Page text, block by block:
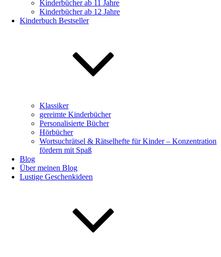
Kinderbücher ab 11 Jahre
Kinderbücher ab 12 Jahre
Kinderbuch Bestseller
Klassiker
gereimte Kinderbücher
Personalisierte Bücher
Hörbücher
Wortsuchrätsel & Rätselhefte für Kinder – Konzentration
fördern mit Spaß
Blog
Über meinen Blog
Lustige Geschenkideen